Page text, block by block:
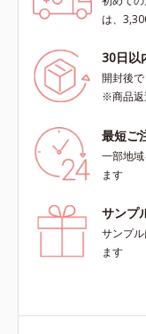
は、
30日以
開封後
※商品返
最短ご
一部地
ます
サンプ
サンプ
ます